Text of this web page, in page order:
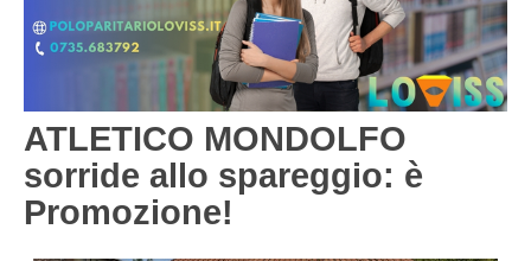
ATLETICO MONDOLFO
sorride allo spareggio: è
Promozione!